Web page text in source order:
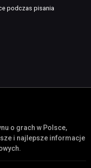
podczas pisania
o grach w Polsce,
i najlepsze informacje